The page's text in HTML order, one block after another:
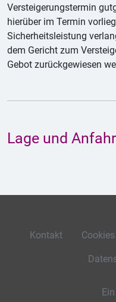
Versteigerungstermin
hierüber im Termin
Sicherheitsleistung
dem Gericht zum
Gebot zurückgewiesen
Lage und
Kontakt Cookies